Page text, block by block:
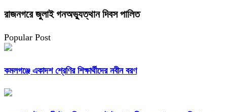
রাজনগরে জুলাই গনঅভ্যুত্থান দিবস পালিত
Popular Post
কমলগঞ্জে একাদশ শ্রেণির শিক্ষার্থীদের নবীন বরণ